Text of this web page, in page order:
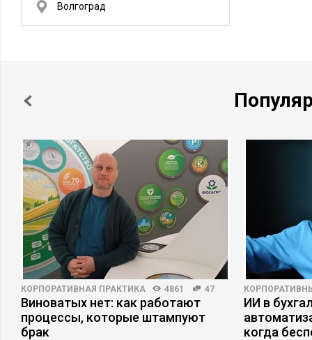
Волгоград
КОРПОРАТИВНАЯ ПРАКТИКА 4861 47
Виноватых нет: как работают
процессы, которые штампуют
брак
ИИ в
когда